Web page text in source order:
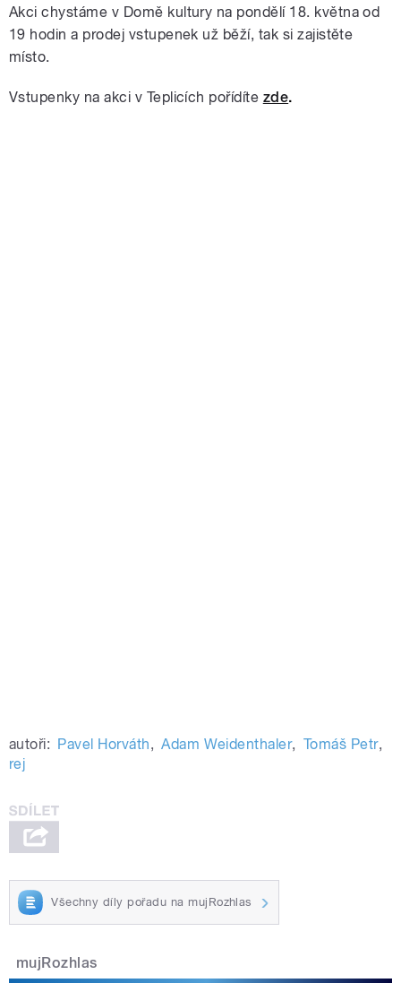
Akci chystáme v Domě kultury na pondělí 18. května od
19 hodin a prodej vstupenek už běží, tak si zajistěte
místo.
Vstupenky na akci v Teplicích pořídíte zde.
autoři: Pavel Horváth, Adam Weidenthaler, Tomáš Petr,
rej
Všechny díly pořadu na mujRozhlas
mujRozhlas